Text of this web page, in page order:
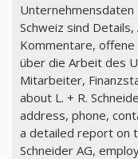
Unternehmensdaten
Schweiz sind
Kommentare, offene
über die Arbeit des
Mitarbeiter,
about L. + R.
address, phone,
a detailed report on
Schneider AG,